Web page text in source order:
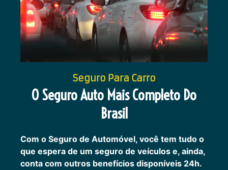
Seguro Para Carro
O Seguro Auto Mais Completo Do
Brasil
Com o Seguro de Automóvel, você tem tudo o
que espera de um seguro de veículos e, ainda,
conta com outros benefícios disponíveis 24h.